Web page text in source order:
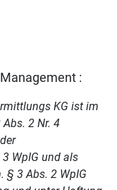
:
KG ist im
2 Nr. 4
WpIG und als
§ 3 Abs. 2 WpIG